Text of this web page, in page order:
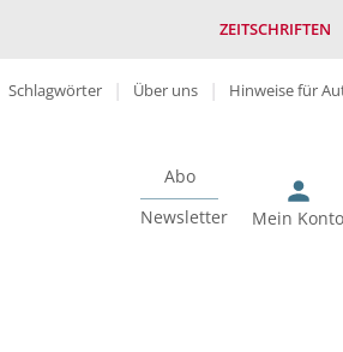
ZEITSCHRIFTEN
Schlagwörter Über uns Hinweise für
Abo
Newsletter
Mein Konto